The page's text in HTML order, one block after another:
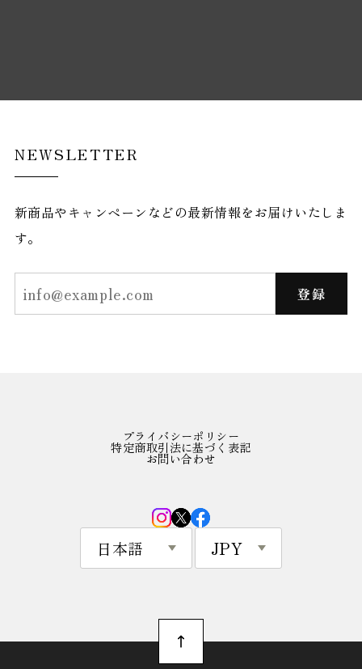
NEWSLETTER
新商品やキャンペーンなどの最新情報をお届けいたしま
す。
登録
プライバシーポリシー
特定商取引法に基づく表記
お問い合わせ